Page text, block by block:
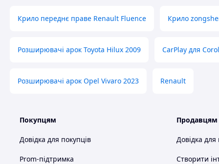
Крило переднє праве Renault Fluence Крило
Розширювачі арок Toyota Hilux 2009 CarPlay для
Розширювачі арок Opel Vivaro 2023 Renault
Покупцям
Довідка для покупців
Prom-підтримка
Продавцям
Довідка для
Створити